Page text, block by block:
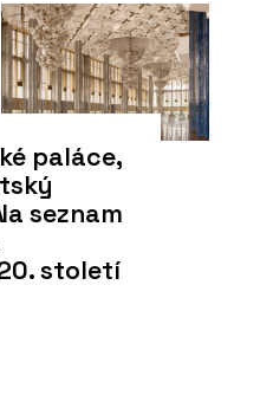
paláce,
seznam
století